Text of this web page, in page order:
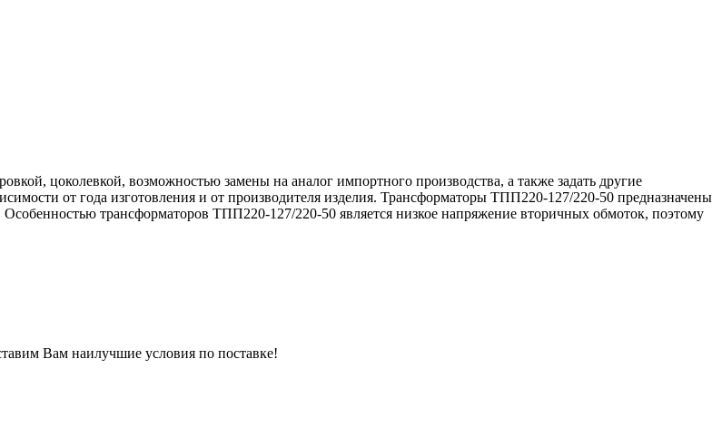
цоколевкой, возможностью замены на аналог импортного производства, а также задать другие
от года изготовления и от производителя изделия. Трансформаторы ТПП220-127/220-50 предназначены
трансформаторов ТПП220-127/220-50 является низкое напряжение вторичных обмоток, поэтому
Вам наилучшие условия по поставке!